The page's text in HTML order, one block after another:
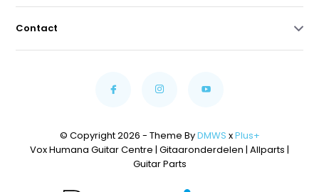
Contact
© Copyright 2026 - Theme ByDMWS xPlus+
Vox Humana Guitar Centre | Gitaaronderdelen | Allparts |
Guitar Parts